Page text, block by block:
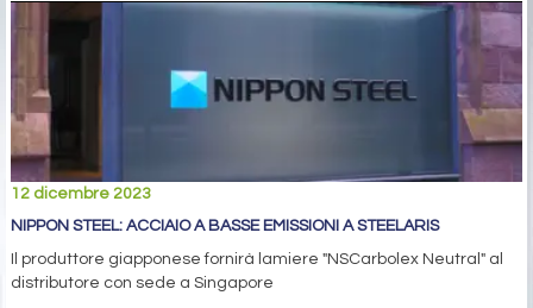
12 dicembre 2023
NIPPON STEEL: ACCIAIO A BASSE EMISSIONI A STEELARIS
Il produttore giapponese fornirà lamiere "NSCarbolex Neutral" al
distributore con sede a Singapore